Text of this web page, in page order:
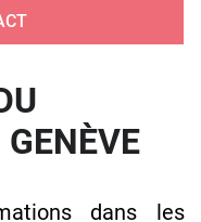
dans les